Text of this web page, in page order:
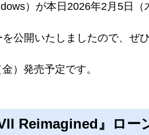
）が本日2026年2月5日（
公開いたしましたので、ぜ
）発売予定です。
Reimagined』ロー